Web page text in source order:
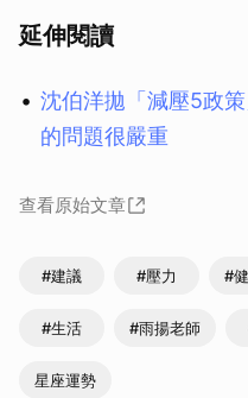
延伸閱讀
沈伯洋拋「減壓5政
的問題很嚴重
查看原始文章
#建議 #壓力 #
#生活 #雨揚老師
星座運勢